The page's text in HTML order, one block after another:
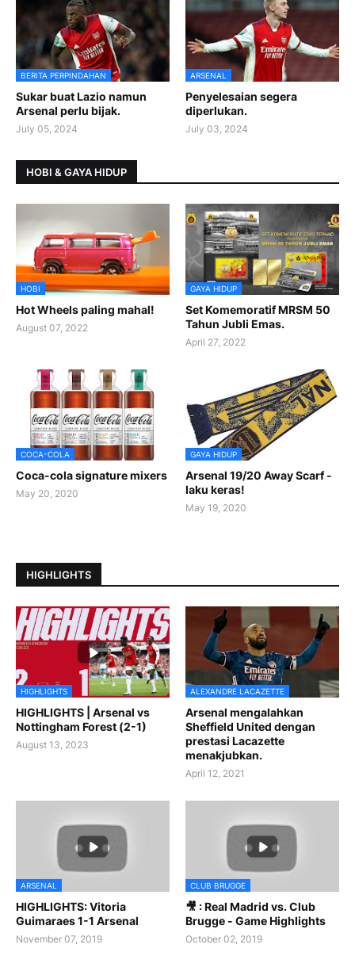
BERITA PERPINDAHAN
Sukar buat Lazio namun
Arsenal perlu bijak.
July 05, 2024
ARSENAL
Penyelesaian segera
diperlukan.
July 03, 2024
HOBI & GAYA HIDUP
HOBI
Hot Wheels paling mahal!
August 07, 2022
GAYA HIDUP
Set Komemoratif MRSM 50
Tahun Jubli Emas.
April 27, 2022
COCA-COLA
Coca-cola signature mixers
May 20, 2020
GAYA HIDUP
Arsenal 19/20 Away Scarf -
laku keras!
May 19, 2020
HIGHLIGHTS
HIGHLIGHTS
HIGHLIGHTS | Arsenal vs
Nottingham Forest (2-1)
August 13, 2023
ALEXANDRE LACAZETTE
Arsenal mengalahkan
Sheffield United dengan
prestasi Lacazette
menakjubkan.
April 12, 2021
ARSENAL
HIGHLIGHTS: Vitoria
Guimaraes 1-1 Arsenal
November 07, 2019
CLUB BRUGGE
🎥 : Real Madrid vs. Club
Brugge - Game Highlights
October 02, 2019